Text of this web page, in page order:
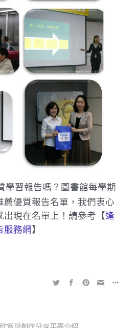
學習報告嗎？圖書館每學期
優質報告名單，我們衷心
現在名單上！請參考【逢
服務網】